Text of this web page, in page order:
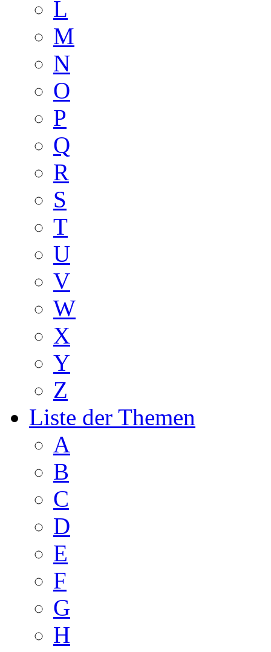
L
M
N
O
P
Q
R
S
T
U
V
W
X
Y
Z
Liste der Themen
A
B
C
D
E
F
G
H